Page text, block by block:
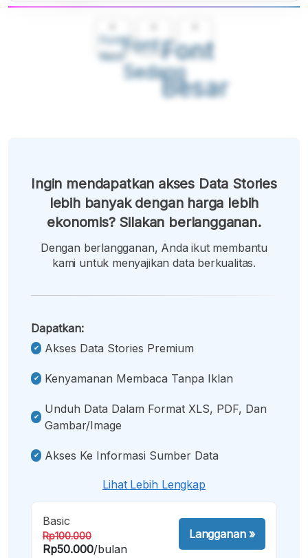
Font
Kecil
Font
Sedang
Font
Besar
Ingin mendapatkan akses Data Stories
lebih banyak dengan harga lebih
ekonomis? Silakan berlangganan.
Dengan berlangganan, Anda ikut membantu
kami untuk menyajikan data berkualitas.
Dapatkan:
Akses Data Stories Premium
Kenyamanan Membaca Tanpa Iklan
Unduh Data Dalam Format XLS, PDF, Dan
Gambar/image
Akses Ke Informasi Sumber Data
Lihat Lebih Lengkap
Basic
Rp100.000
Rp50.000/bulan
Langganan»